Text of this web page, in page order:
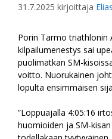
31.7.2025 kirjoittaja
Porin Tarmo triathlonin
kilpailumenestys sai
puolimatkan SM-
voitto. Nuorukainen
lopulta ensimmäisen
”Loppuajalla 4:05:16
huomioiden ja SM-